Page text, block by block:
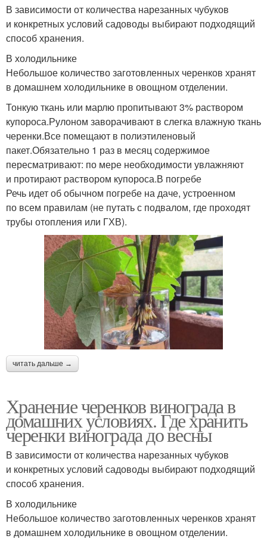
В зависимости от количества нарезанных чубуков
и конкретных условий садоводы выбирают подходящий
способ хранения.
В холодильнике
Небольшое количество заготовленных черенков хранят
в домашнем холодильнике в овощном отделении.
Тонкую ткань или марлю пропитывают 3% раствором
купороса.Рулоном заворачивают в слегка влажную ткань
черенки.Все помещают в полиэтиленовый
пакет.Обязательно 1 раз в месяц содержимое
пересматривают: по мере необходимости увлажняют
и протирают раствором купороса.В погребе
Речь идет об обычном погребе на даче, устроенном
по всем правилам (не путать с подвалом, где проходят
трубы отопления или ГХВ).
читать дальше →
Хранение черенков винограда в
домашних условиях. Где хранить
черенки винограда до весны
В зависимости от количества нарезанных чубуков
и конкретных условий садоводы выбирают подходящий
способ хранения.
В холодильнике
Небольшое количество заготовленных черенков хранят
в домашнем холодильнике в овощном отделении.